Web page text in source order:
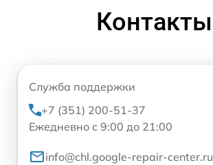
Контакты
Служба поддержки
+7 (351) 200-51-37
Ежедневно с 9:00 до 21:00
info@chl.google-repair-center.ru